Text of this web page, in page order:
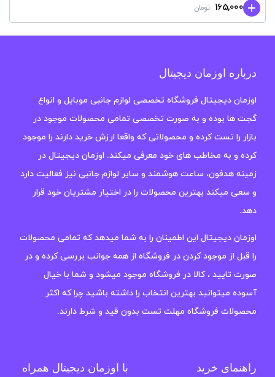
165,000 تومان
درباره اوزمان دیجیتال
اوزمان دیجیتال فروشگاه تخصصی لوازم جانبی موبایل و انواع
گجت ها بوده و به صورت تخصصی تمامی محصولات موجود در
بازار را تست کرده و محصولاتی که واقعا ارزش خرید دارند را موجود
کرده و به مخاطب های خود معرفی میکند. اوزمان دیجیتال در
زمینه هدفون، ساعت هوشمند و سایر لوازم جانبی نیز فعالیت دارد
و سعی میکند بهترین محصولات را در اختیار مشتریان خود قرار
دهد.
اوزمان دیجیتال این اطمینان را به شما میدهد که تمامی محصولات
را قبل از موجود کردن در فروشگاه از همه جوانب بررسی کرده و در
صورت تایید ، کالا در فروشگاه موجود میشود و شما با خیال
آسوده میتوانید بهترین انتخاب را داشته باشید چرا که اکثر
محصولات فروشگاه مهلت تست بدون قید و شرط دارند.
راهنمای خرید
با اوزمان دیجیتال همراه